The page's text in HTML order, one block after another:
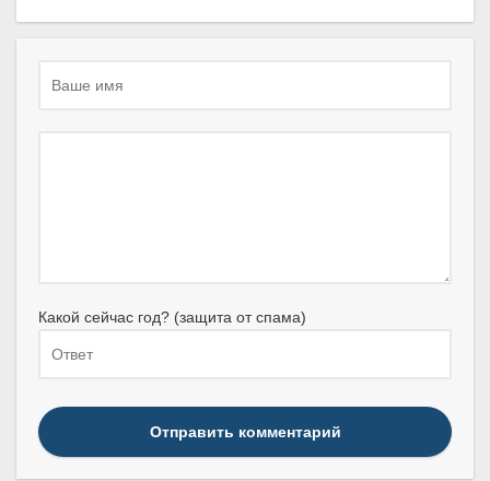
Какой сейчас год? (защита от спама)
Отправить комментарий